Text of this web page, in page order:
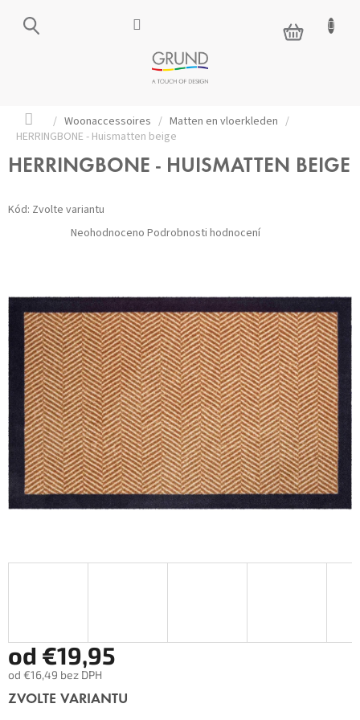
NÁKUPNÍ
KOŠÍK
Domů
/ Woonaccessoires / Matten en vloerkleden /
HERRINGBONE - Huismatten beige
HERRINGBONE - HUISMATTEN BEIGE
Kód: Zvolte variantu
Průměrné
hodnocení
Neohodnoceno Podrobnosti hodnocení
od €19,95
od €16,49 bez DPH
Měrná
ZVOLTE VARIANTU